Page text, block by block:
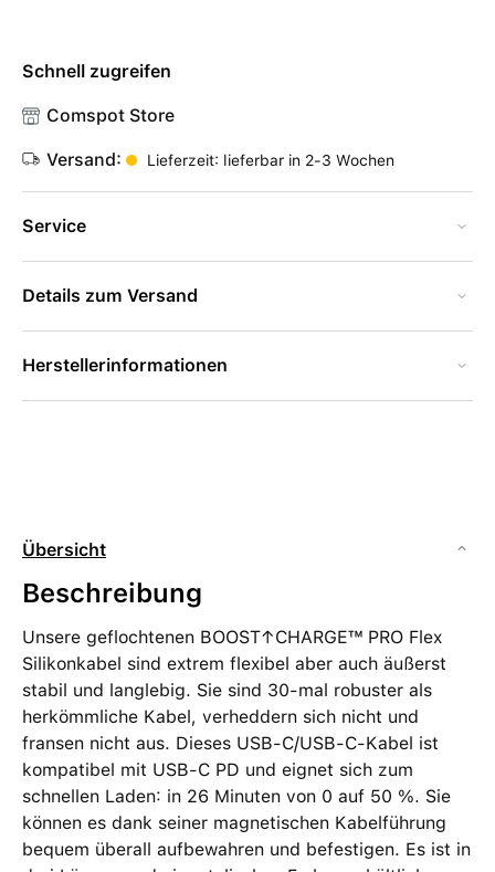
Schnell zugreifen
Comspot Store
Versand: Lieferzeit: lieferbar in 2-3 Wochen
Service
Details zum Versand
Herstellerinformationen
Übersicht
Beschreibung
Unsere geflochtenen BOOST↑CHARGE™ PRO Flex
Silikonkabel sind extrem flexibel aber auch äußerst
stabil und langlebig. Sie sind 30-mal robuster als
herkömmliche Kabel, verheddern sich nicht und
fransen nicht aus. Dieses USB-C/USB-C-Kabel ist
kompatibel mit USB-C PD und eignet sich zum
schnellen Laden: in 26 Minuten von 0 auf 50 %. Sie
können es dank seiner magnetischen Kabelführung
bequem überall aufbewahren und befestigen. Es ist in